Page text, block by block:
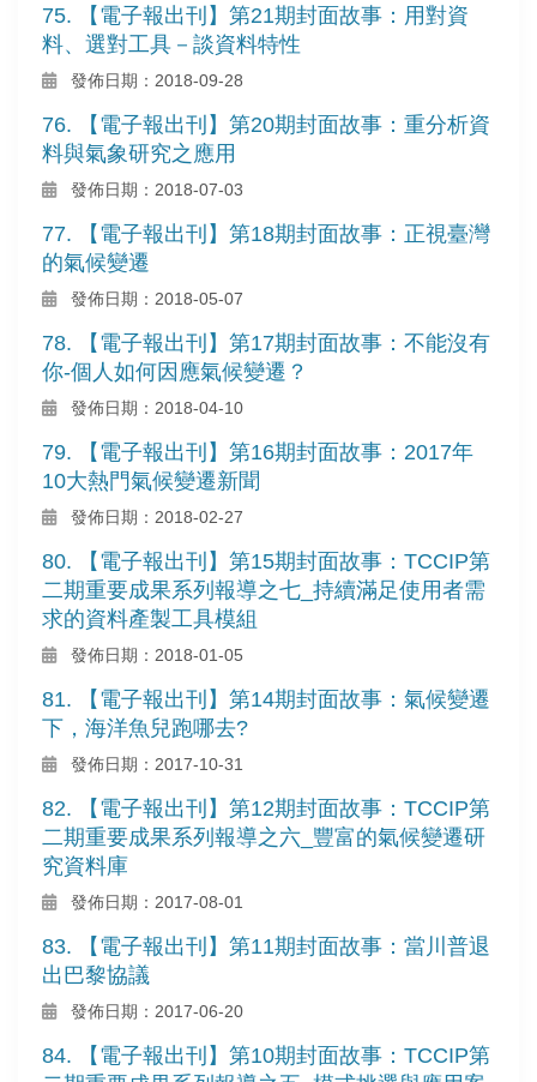
75. 【電子報出刊】第21期封面故事：用對資
料、選對工具－談資料特性
發佈日期：2018-09-28
76. 【電子報出刊】第20期封面故事：重分析資
料與氣象研究之應用
發佈日期：2018-07-03
77. 【電子報出刊】第18期封面故事：正視臺灣
的氣候變遷
發佈日期：2018-05-07
78. 【電子報出刊】第17期封面故事：不能沒有
你-個人如何因應氣候變遷？
發佈日期：2018-04-10
79. 【電子報出刊】第16期封面故事：2017年
10大熱門氣候變遷新聞
發佈日期：2018-02-27
80. 【電子報出刊】第15期封面故事：TCCIP第
二期重要成果系列報導之七_持續滿足使用者需
求的資料產製工具模組
發佈日期：2018-01-05
81. 【電子報出刊】第14期封面故事：氣候變遷
下，海洋魚兒跑哪去?
發佈日期：2017-10-31
82. 【電子報出刊】第12期封面故事：TCCIP第
二期重要成果系列報導之六_豐富的氣候變遷研
究資料庫
發佈日期：2017-08-01
83. 【電子報出刊】第11期封面故事：當川普退
出巴黎協議
發佈日期：2017-06-20
84. 【電子報出刊】第10期封面故事：TCCIP第